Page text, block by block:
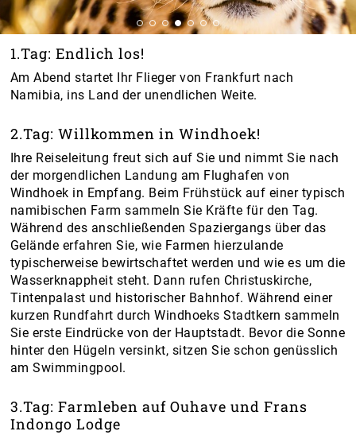
1.Tag: Endlich los!
Am Abend startet Ihr Flieger von Frankfurt nach
Namibia, ins Land der unendlichen Weite.
2.Tag: Willkommen in Windhoek!
Ihre Reiseleitung freut sich auf Sie und nimmt Sie nach
der morgendlichen Landung am Flughafen von
Windhoek in Empfang. Beim Frühstück auf einer typisch
namibischen Farm sammeln Sie Kräfte für den Tag.
Während des anschließenden Spaziergangs über das
Gelände erfahren Sie, wie Farmen hierzulande
typischerweise bewirtschaftet werden und wie es um die
Wasserknappheit steht. Dann rufen Christuskirche,
Tintenpalast und historischer Bahnhof. Während einer
kurzen Rundfahrt durch Windhoeks Stadtkern sammeln
Sie erste Eindrücke von der Hauptstadt. Bevor die Sonne
hinter den Hügeln versinkt, sitzen Sie schon genüsslich
am Swimmingpool.
3.Tag: Farmleben auf Ouhave und Frans
Indongo Lodge